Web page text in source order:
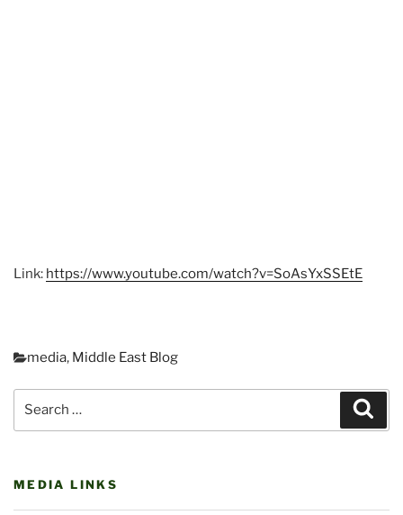
Link: https://www.youtube.com/watch?v=SoAsYxSSEtE
Categories
media, Middle East Blog
navigation
for:
MEDIA LINKS